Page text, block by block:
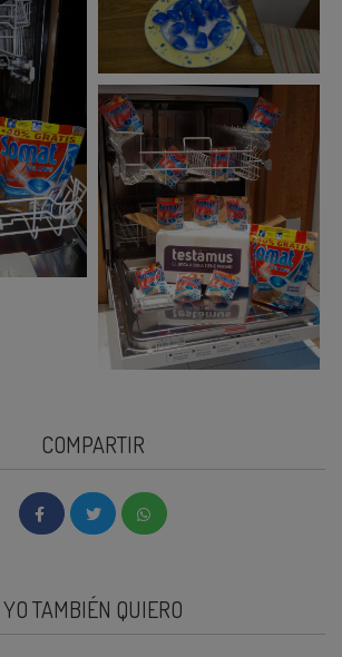
COMPARTIR
YO TAMBIÉN QUIERO